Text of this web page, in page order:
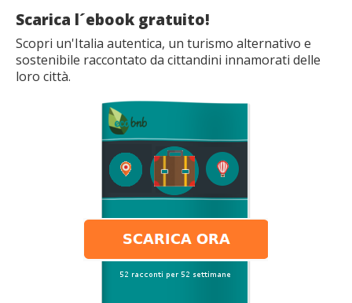
Scarica l´ebook gratuito!
Scopri un'Italia autentica, un turismo alternativo e
sostenibile raccontato da cittandini innamorati delle
loro città.